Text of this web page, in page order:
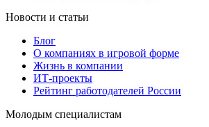
Новости и статьи
Блог
О компаниях в игровой форме
Жизнь в компании
ИТ-проекты
Рейтинг работодателей России
Молодым специалистам